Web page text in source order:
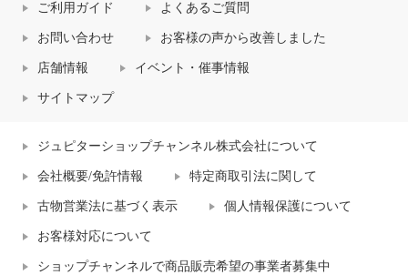
ご利用ガイド よくあるご質問
お問い合わせ お客様の声から改善しました
店舗情報 イベント・催事情報
サイトマップ
ジュピターショップチャンネル株式会社について
会社概要/免許情報 特定商取引法に関して
古物営業法に基づく表示 個人情報保護について
お客様対応について
ショップチャンネルで商品販売希望の事業者募集中